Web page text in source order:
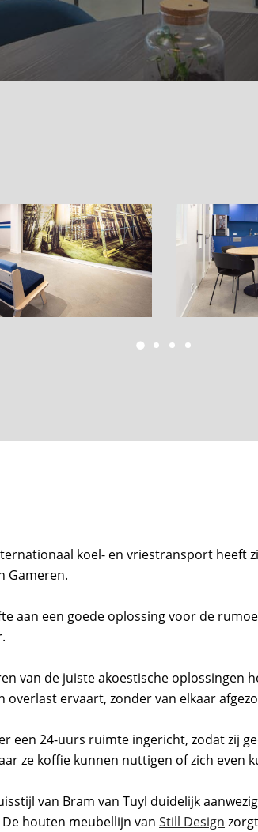
koel- en vriestransport heeft
Gameren.
aan een goede oplossing voor de
van de juiste akoestische oplossingen
overlast ervaart, zonder van elkaar
een 24-uurs ruimte ingericht, zodat zij
ze koffie kunnen nuttigen of zich even
van Bram van Tuyl duidelijk
houten meubellijn van Still Design